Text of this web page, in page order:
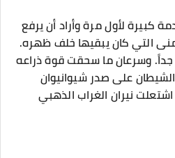
كبيرة لأول مرة وأراد أن يرفع
التي كان يبقيها خلف ظهره.
جداً. وسرعان ما سحقت قوة ذراعه
على صدر شيوانيوان
اشتعلت نيران الغراب الذهبي